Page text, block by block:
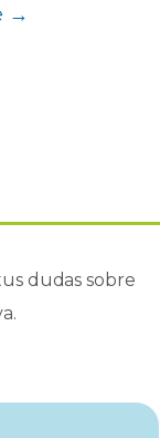
→
dudas sobre